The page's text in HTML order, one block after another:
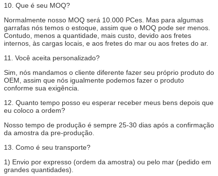
10. Que é seu MOQ?
Normalmente nosso MOQ será 10.000 PCes. Mas para algumas
garrafas nós temos o estoque, assim que o MOQ pode ser menos.
Contudo, menos a quantidade, mais custo, devido aos fretes
internos, às cargas locais, e aos fretes do mar ou aos fretes do ar.
11. Você aceita personalizado?
Sim, nós mandamos o cliente diferente fazer seu próprio produto do
OEM, assim que nós igualmente podemos fazer o produto
conforme sua exigência.
12. Quanto tempo posso eu esperar receber meus bens depois que
eu coloco a ordem?
Nosso tempo de produção é sempre 25-30 dias após a confirmação
da amostra da pre-produção.
13. Como é seu transporte?
1) Envio por expresso (ordem da amostra) ou pelo mar (pedido em
grandes quantidades).